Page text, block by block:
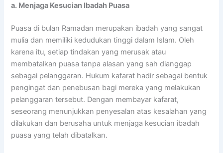
a. Menjaga Kesucian Ibadah Puasa
Puasa di bulan Ramadan merupakan ibadah yang sangat
mulia dan memiliki kedudukan tinggi dalam Islam. Oleh
karena itu, setiap tindakan yang merusak atau
membatalkan puasa tanpa alasan yang sah dianggap
sebagai pelanggaran. Hukum kafarat hadir sebagai bentuk
pengingat dan penebusan bagi mereka yang melakukan
pelanggaran tersebut. Dengan membayar kafarat,
seseorang menunjukkan penyesalan atas kesalahan yang
dilakukan dan berusaha untuk menjaga kesucian ibadah
puasa yang telah dibatalkan.